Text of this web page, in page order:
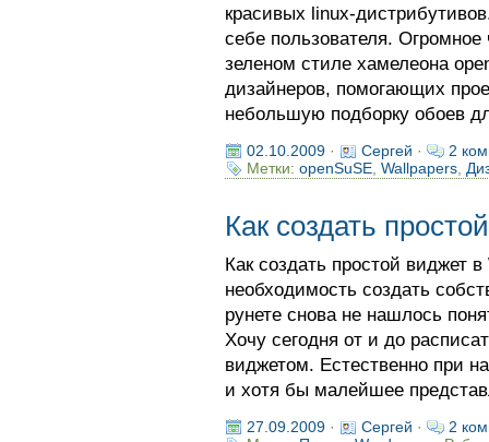
красивых linux-
себе пользователя.
зеленом стиле хамелеона
дизайнеров, помогающих
небольшую подборку обоев
02.10.2009· Сергей ·
2
Метки: openSuSE, Wallpapers,
Как создать
Как создать простой виджет
необходимость создать
рунете снова не нашлось
Хочу сегодня от и до
виджетом. Естественно при
и хотя бы малейшее
27.09.2009· Сергей ·
2